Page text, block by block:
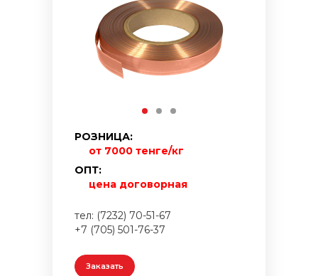
РОЗНИЦА:
от 7000 тенге/кг
ОПТ:
цена договорная
тел: (7232) 70-51-67
+7 (705) 501-76-37
Заказать